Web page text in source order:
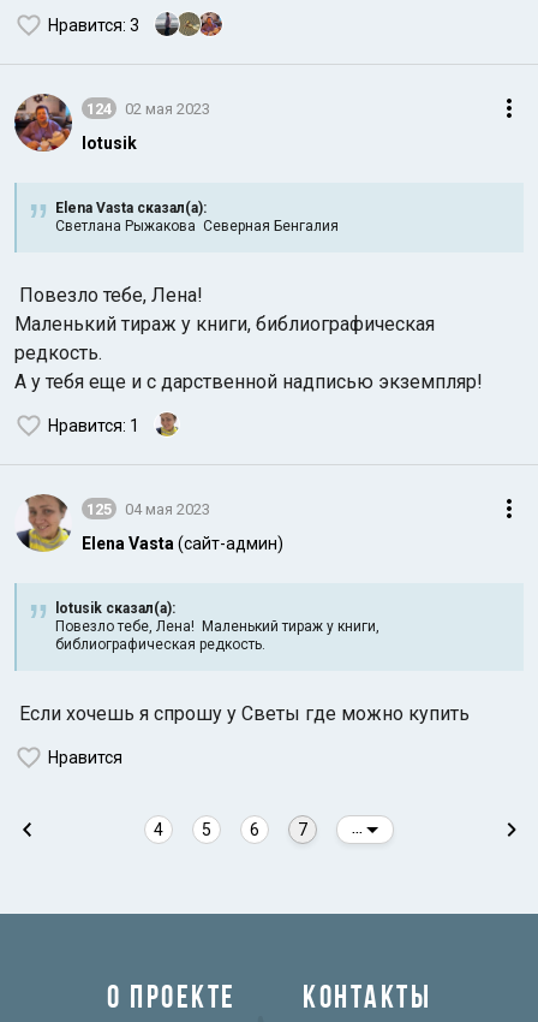
Нравится: 3
124 02 мая 2023
lotusik
Elena Vasta сказал(а):
Светлана Рыжакова Северная Бенгалия
Повезло тебе, Лена!
Маленький тираж у книги, библиографическая
редкость.
А у тебя еще и с дарственной надписью экземпляр!
Нравится: 1
125 04 мая 2023
Elena Vasta (сайт-админ)
lotusik сказал(а):
Повезло тебе, Лена! Маленький тираж у книги,
библиографическая редкость.
Если хочешь я спрошу у Светы где можно купить
Нравится
4 5 6 7
О ПРОЕКТЕ КОНТАКТЫ